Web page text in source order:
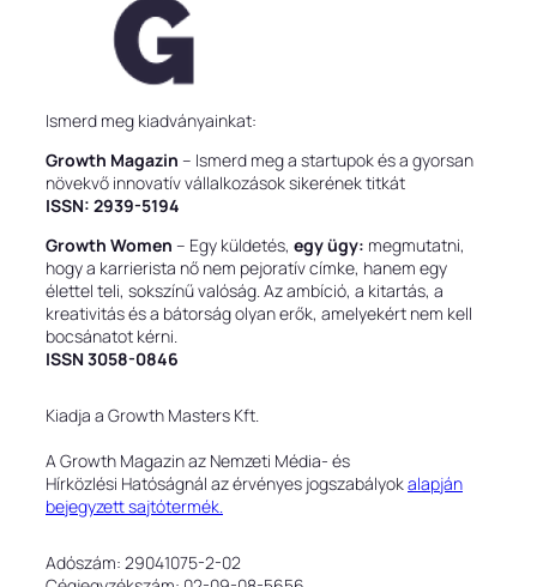
Ismerd meg kiadványainkat:
Growth Magazin – Ismerd meg a startupok és a gyorsan
növekvő innovatív vállalkozások sikerének titkát
ISSN: 2939-5194
Growth Women – Egy küldetés, egy ügy: megmutatni,
hogy a karrierista nő nem pejoratív címke, hanem egy
élettel teli, sokszínű valóság. Az ambíció, a kitartás, a
kreativitás és a bátorság olyan erők, amelyekért nem kell
bocsánatot kérni.
ISSN 3058-0846
Kiadja a Growth Masters Kft.
A Growth Magazin az Nemzeti Média- és
Hírközlési Hatóságnál az érvényes jogszabályokalapján
bejegyzett sajtótermék.
Adószám: 29041075-2-02